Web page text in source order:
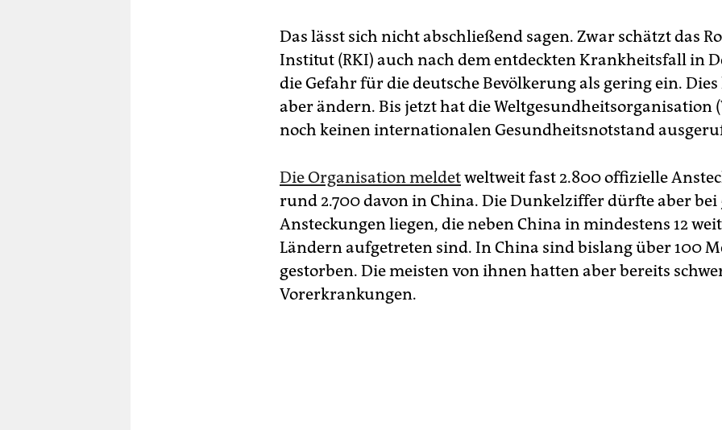
Das lässt sich nicht abschließend sagen. Zwar schätzt das
Institut (RKI) auch nach dem entdeckten Krankheitsfall in
die Gefahr für die deutsche Bevölkerung als gering ein.
aber ändern. Bis jetzt hat die Weltgesundheitsorganisation
noch keinen internationalen Gesundheitsnotstand
Die Organisation meldetweltweit fast 2.800 offizielle
rund 2.700 davon in China. Die Dunkelziffer dürfte aber bei
Ansteckungen liegen, die neben China in mindestens 12
Ländern aufgetreten sind. In China sind bislang über 100
gestorben. Die meisten von ihnen hatten aber bereits
Vorerkrankungen.